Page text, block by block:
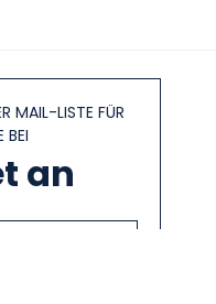
MAIL-LISTE FÜR
BEI
an